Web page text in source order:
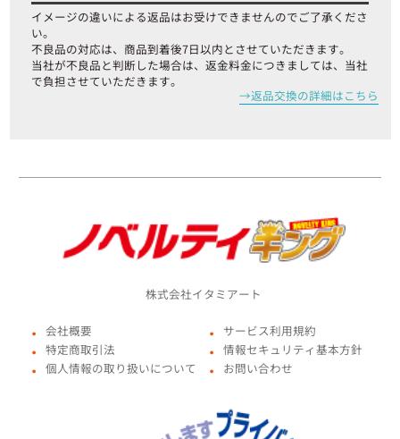
イメージの違いによる返品はお受けできませんのでご了承くださ
い。
不良品の対応は、商品到着後7日以内とさせていただきます。
当社が不良品と判断した場合は、返金料金につきましては、当社
で負担させていただきます。
返品交換の詳細はこちら
株式会社イタミアート
● 会社概要
● 特定商取引法
● 個人情報の取り扱いについて
● サービス利用規約
● 情報セキュリティ基本方針
● お問い合わせ